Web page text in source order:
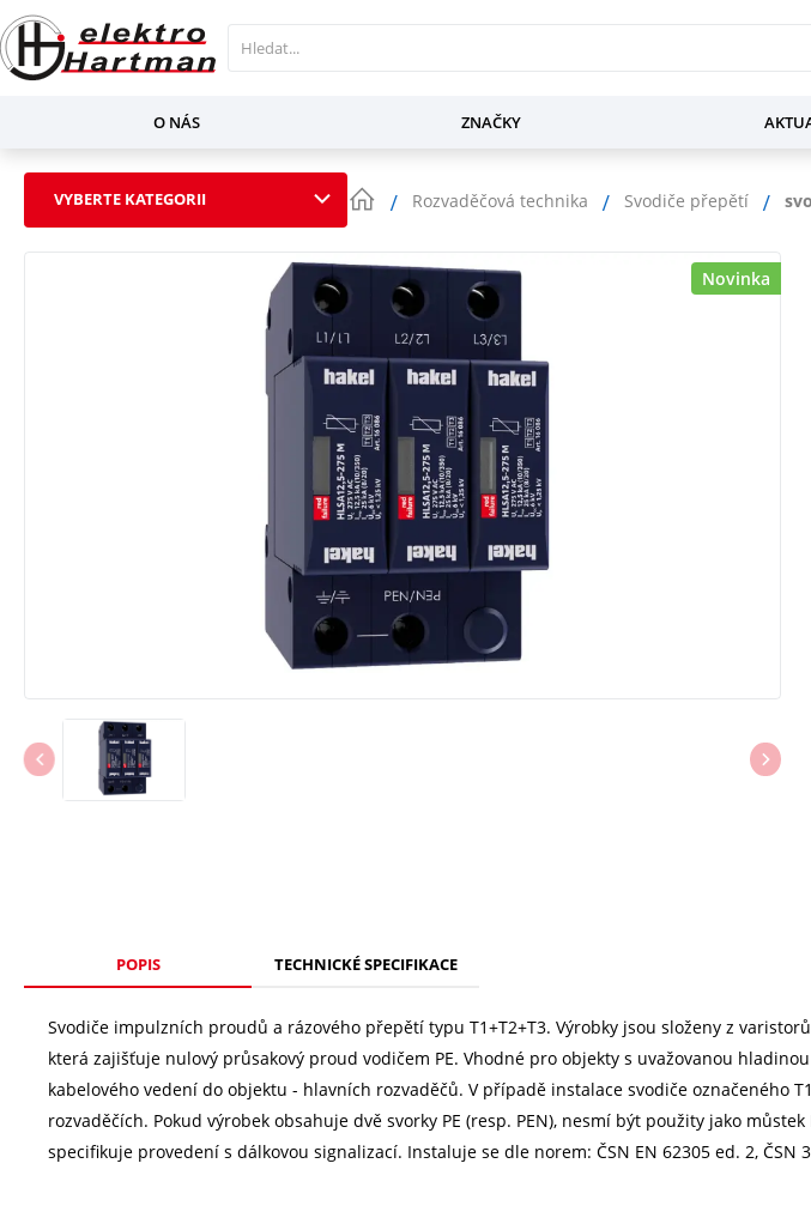
O NÁS ZNAČKY
VYBERTE KATEGORII Rozvaděčová technika Svodiče přepětí
Novinka
POPIS TECHNICKÉ SPECIFIKACE
Svodiče impulzních proudů a rázového přepětí typu T1+T2+T3. Výrobky jsou složeny z
která zajišťuje nulový průsakový proud vodičem PE. Vhodné pro objekty s uvažovanou
kabelového vedení do objektu - hlavních rozvaděčů. V případě instalace svodiče označeného
rozvaděčích. Pokud výrobek obsahuje dvě svorky PE (resp. PEN), nesmí být použity jako můstek
specifikuje provedení s dálkovou signalizací. Instaluje se dle norem: ČSN EN 62305 ed. 2, ČSN